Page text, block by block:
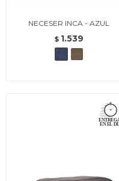
NECESER INCA - AZUL
$ 1.539